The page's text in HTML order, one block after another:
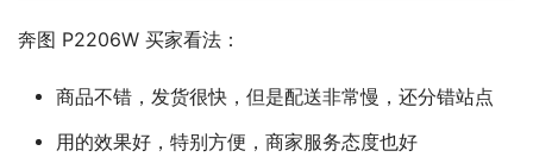
奔图 P2206W 买家看法：
商品不错，发货很快，但是配送非常慢，还分错站点
用的效果好，特别方便，商家服务态度也好